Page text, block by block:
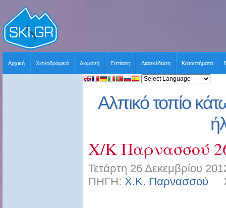
Αρχική Χιονοδρομικά Διαμονή Εστίαση Διασκέδαση Καταστήματα
Αλπικό τοπίο
X/K Παρνασσού
Τετάρτη 26 Δεκεμβρίου
ΠΗΓΗ: Χ.Κ. Παρνασσού